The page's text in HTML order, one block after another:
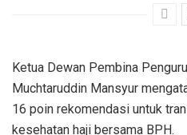
Ketua Dewan Pembina
Muchtaruddin Mansyur
16 poin rekomendasi untuk
kesehatan haji bersama BPH.